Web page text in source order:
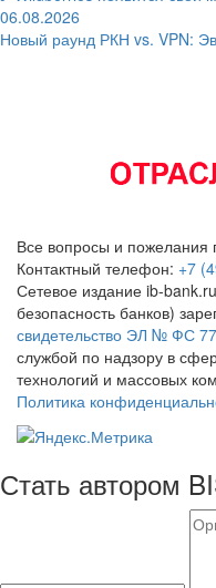
06.08.2026
Новый раунд РКН vs. VPN:
Все вопросы и пожелания
Контактный телефон: +7
Сетевое издание ib-
безопасность банков)
свидетельство ЭЛ № ФС
службой по надзору в
технологий и массовых
Политика
Стать автором